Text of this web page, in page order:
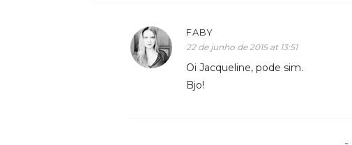
FABY
22 de junho de 2015 at 13:51
Oi Jacqueline, pode sim.
Bjo!